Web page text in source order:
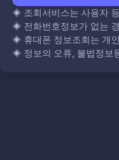
◈ 조회서비스는 사용자
◈ 전화번호정보가 없는
◈ 휴대폰 정보조회는 개
◈ 정보의 오류, 불법정보